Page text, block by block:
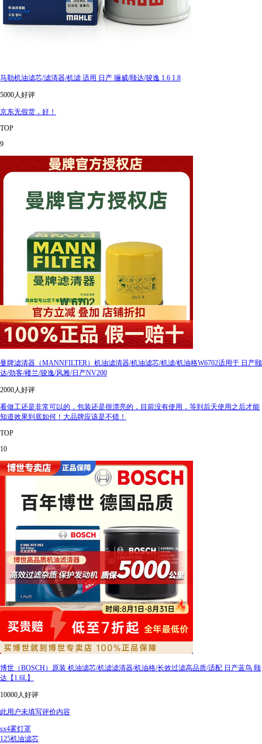
马勒机油滤芯/滤清器/机滤 适用 日产 骊威/颐达/骏逸 1.6 1.8
5000人好评
京东无假货，好！
TOP
9
曼牌滤清器（MANNFILTER）机油滤清器/机油滤芯/机滤/机油格W6702适用于 日产颐
达/劲客/楼兰/骏逸/风雅/日产NV200
2000人好评
看做工还是非常可以的，包装还是很漂亮的，目前没有使用，等到后天使用之后才能
知道效果到底如何！大品牌应该是不错！
TOP
10
博世（BOSCH）原装 机油滤芯/机滤滤清器/机油格/长效过滤高品质/适配 日产蓝鸟 颐
达【1.6L】
10000人好评
此用户未填写评价内容
sx4雾灯罩
125机油滤芯